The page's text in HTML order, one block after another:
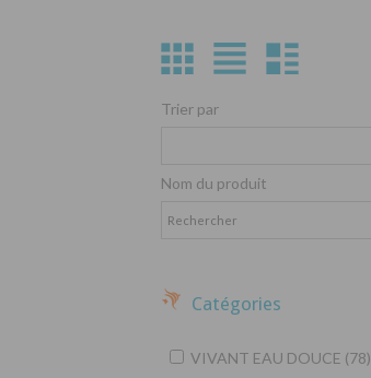
Trier par
Nom du produit
Catégories
VIVANT EAU DOUCE (78)